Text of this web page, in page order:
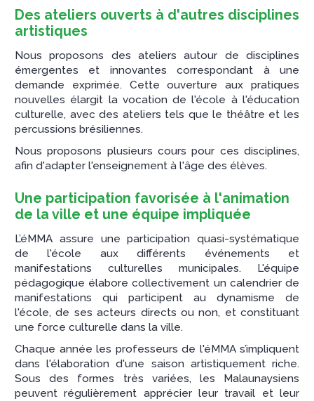
Des ateliers ouverts à d'autres disciplines
artistiques
Nous proposons des ateliers autour de disciplines
émergentes et innovantes correspondant à une
demande exprimée. Cette ouverture aux pratiques
nouvelles élargit la vocation de l'école à l'éducation
culturelle, avec des ateliers tels que le théâtre et les
percussions brésiliennes.
Nous proposons plusieurs cours pour ces disciplines,
afin d'adapter l'enseignement à l'âge des élèves.
Une participation favorisée à l'animation
de la ville et une équipe impliquée
L’éMMA assure une participation quasi-systématique
de l'école aux différents événements et
manifestations culturelles municipales. L'équipe
pédagogique élabore collectivement un calendrier de
manifestations qui participent au dynamisme de
l'école, de ses acteurs directs ou non, et constituant
une force culturelle dans la ville.
Chaque année les professeurs de l'éMMA s’impliquent
dans l'élaboration d'une saison artistiquement riche.
Sous des formes très variées, les Malaunaysiens
peuvent régulièrement apprécier leur travail et leur